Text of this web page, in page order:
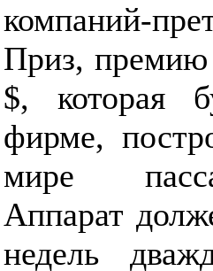
компаний-
Приз, премию
$, которая
фирме,
мире
Аппарат
недель